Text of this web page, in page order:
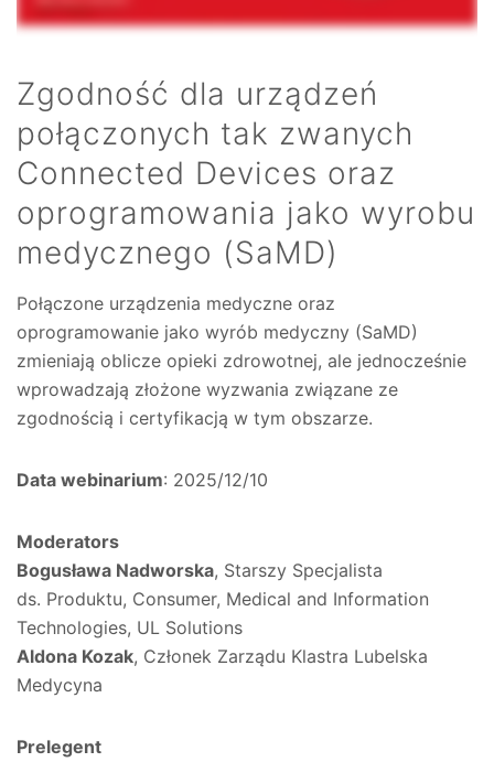
Zgodność dla urządzeń
połączonych tak zwanych
Connected Devices oraz
oprogramowania jako wyrobu
medycznego (SaMD)
Połączone urządzenia medyczne oraz
oprogramowanie jako wyrób medyczny (SaMD)
zmieniają oblicze opieki zdrowotnej, ale jednocześnie
wprowadzają złożone wyzwania związane ze
zgodnością i certyfikacją w tym obszarze.
Data webinarium: 2025/12/10
Moderators
Bogusława Nadworska, Starszy Specjalista
ds. Produktu, Consumer, Medical and Information
Technologies, UL Solutions
Aldona Kozak, Członek Zarządu Klastra Lubelska
Medycyna
Prelegent